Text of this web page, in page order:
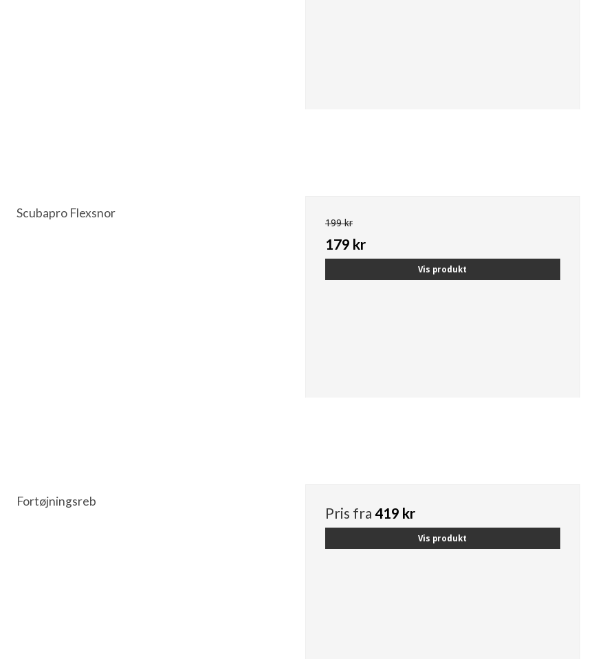
Scubapro Flexsnor
199 kr
179 kr
Vis produkt
Fortøjningsreb
Pris fra 419 kr
Vis produkt